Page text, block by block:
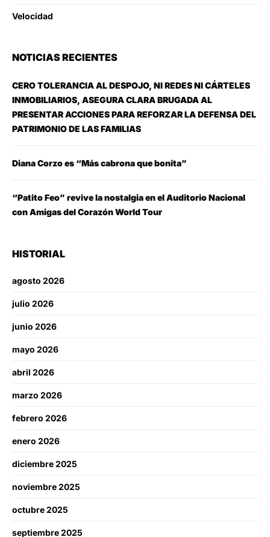
Velocidad
NOTICIAS RECIENTES
CERO TOLERANCIA AL DESPOJO, NI REDES NI CÁRTELES
INMOBILIARIOS, ASEGURA CLARA BRUGADA AL
PRESENTAR ACCIONES PARA REFORZAR LA DEFENSA DEL
PATRIMONIO DE LAS FAMILIAS
Diana Corzo es “Más cabrona que bonita”
“Patito Feo” revive la nostalgia en el Auditorio Nacional
con Amigas del Corazón World Tour
HISTORIAL
agosto 2026
julio 2026
junio 2026
mayo 2026
abril 2026
marzo 2026
febrero 2026
enero 2026
diciembre 2025
noviembre 2025
octubre 2025
septiembre 2025